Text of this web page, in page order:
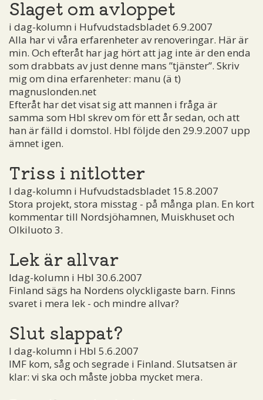
Slaget om avloppet
i dag-kolumn i Hufvudstadsbladet 6.9.2007
Alla har vi våra erfarenheter av renoveringar. Här är
min. Och efteråt har jag hört att jag inte är den enda
som drabbats av just denne mans ”tjänster”. Skriv
mig om dina erfarenheter: manu (ä t)
magnuslonden.net
Efteråt har det visat sig att mannen i fråga är
samma som Hbl skrev om för ett år sedan, och att
han är fälld i domstol. Hbl följde den 29.9.2007 upp
ämnet igen.
Triss i nitlotter
I dag-kolumn i Hufvudstadsbladet 15.8.2007
Stora projekt, stora misstag - på många plan. En kort
kommentar till Nordsjöhamnen, Muiskhuset och
Olkiluoto 3.
Lek är allvar
Idag-kolumn i Hbl 30.6.2007
Finland sägs ha Nordens olyckligaste barn. Finns
svaret i mera lek - och mindre allvar?
Slut slappat?
I dag-kolumn i Hbl 5.6.2007
IMF kom, såg och segrade i Finland. Slutsatsen är
klar: vi ska och måste jobba mycket mera.